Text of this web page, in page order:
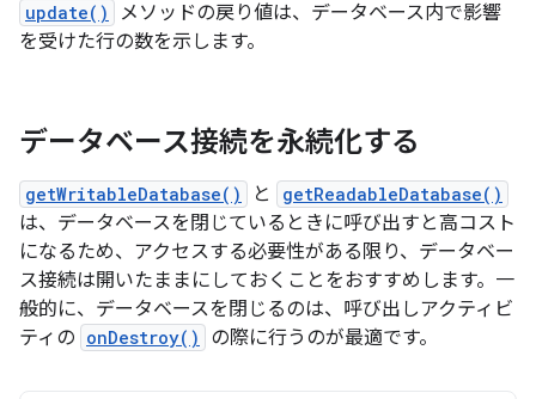
update()
メソッドの戻り値は、データベース内で影響
を受けた行の数を示します。
データベース接続を永続化する
getWritableDatabase() と getReadableDatabase()
は、データベースを閉じているときに呼び出すと高コスト
になるため、アクセスする必要性がある限り、データベー
ス接続は開いたままにしておくことをおすすめします。一
般的に、データベースを閉じるのは、呼び出しアクティビ
ティの onDestroy() の際に行うのが最適です。